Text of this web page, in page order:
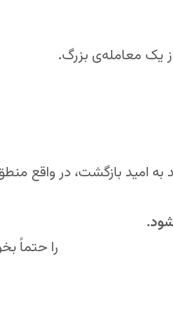
یک معامله‌ی بزرگ.
امید بازگشت، در واقع منطق
را حتماً